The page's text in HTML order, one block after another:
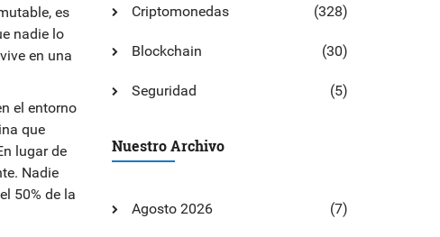
, es
nadie lo
en una
el entorno
que
lugar de
Nadie
50% de la
Criptomonedas (328)
Blockchain (30)
Seguridad (5)
Nuestro Archivo
Agosto 2026 (7)